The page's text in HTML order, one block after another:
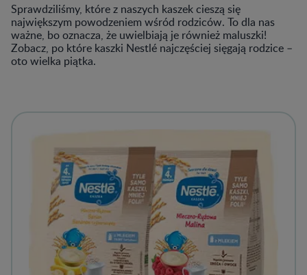
Sprawdziliśmy, które z naszych kaszek cieszą się
największym powodzeniem wśród rodziców. To dla nas
ważne, bo oznacza, że uwielbiają je również maluszki!
Zobacz, po które kaszki Nestlé najczęściej sięgają rodzice –
oto wielka piątka.